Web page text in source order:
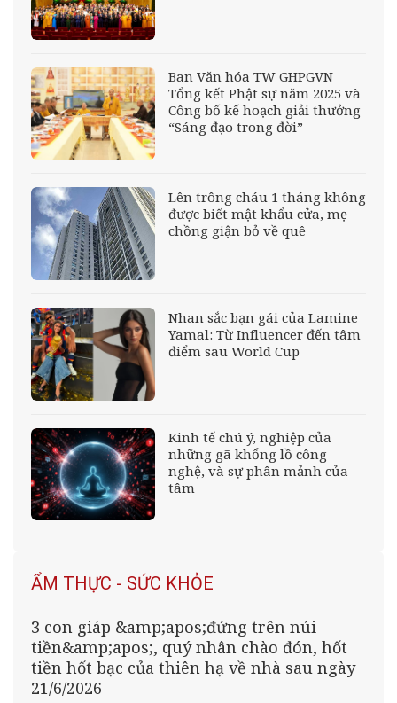
Ban Văn hóa TW GHPGVN
Tổng kết Phật sự năm 2025 và
Công bố kế hoạch giải thưởng
“Sáng đạo trong đời”
Lên trông cháu 1 tháng không
được biết mật khẩu cửa, mẹ
chồng giận bỏ về quê
Nhan sắc bạn gái của Lamine
Yamal: Từ Influencer đến tâm
điểm sau World Cup
Kinh tế chú ý, nghiệp của
những gã khổng lồ công
nghệ, và sự phân mảnh của
tâm
ẨM THỰC - SỨC KHỎE
3 con giáp &amp;apos;đứng trên núi
tiền&amp;apos;, quý nhân chào đón, hốt
tiền hốt bạc của thiên hạ về nhà sau ngày
21/6/2026